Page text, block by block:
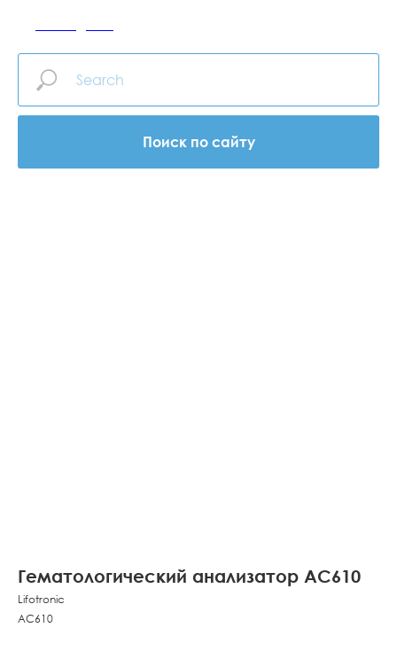
Поиск по сайту
Гематологический анализатор AC610
Lifotronic
AC610